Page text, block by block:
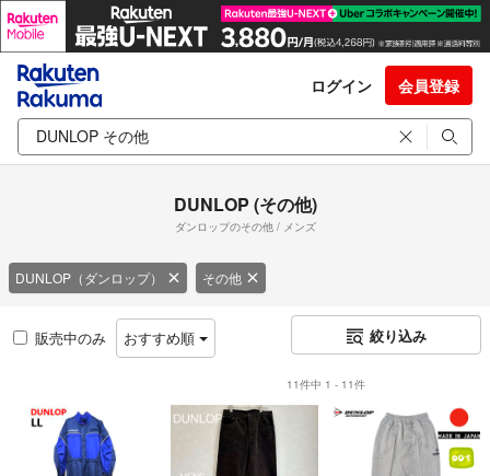
ログイン 会員登録
DUNLOP (その他)
ダンロップのその他 / メンズ
DUNLOP（ダンロップ） その他
販売中のみ おすすめ順 絞り込み
11件中 1 - 11件